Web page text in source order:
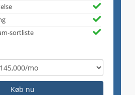
sortliste
Køb nu